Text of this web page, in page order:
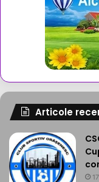
Articole